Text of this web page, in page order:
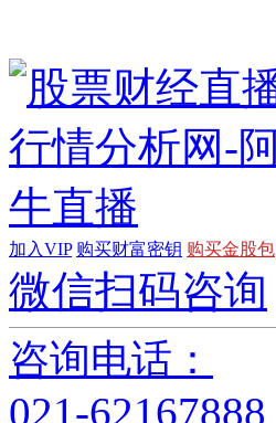
加入VIP 购买财富密钥 购买金股包
微信扫码咨询
咨询电话：
021-62167888